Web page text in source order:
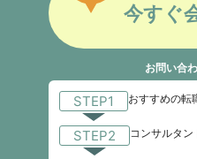
今すぐ
お問い合
STEP1 おすすめの転
STEP2 コンサルタン